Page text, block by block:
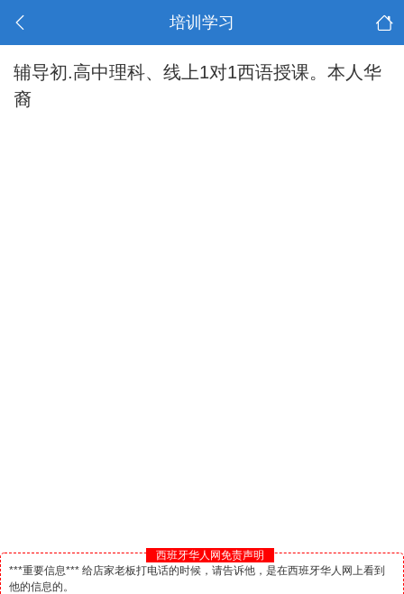
培训学习
辅导初.高中理科、线上1对1西语授课。本人华
裔
西班牙华人网免责声明
***重要信息*** 给店家老板打电话的时候，请告诉他，是在西班牙华人网上看到
他的信息的。